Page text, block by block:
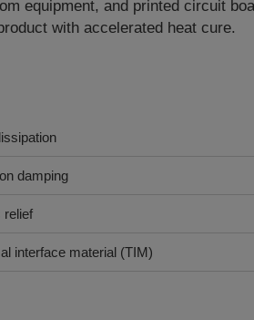
equipment, and printed circuit
with accelerated heat cure.
damping
relief
interface material (TIM)